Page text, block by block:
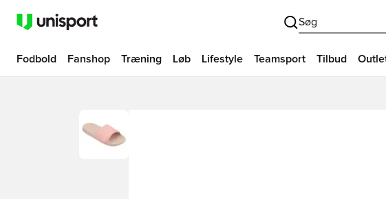
Søg
Fodbold Fanshop Træning Løb Lifestyle Teamsport Tilbud